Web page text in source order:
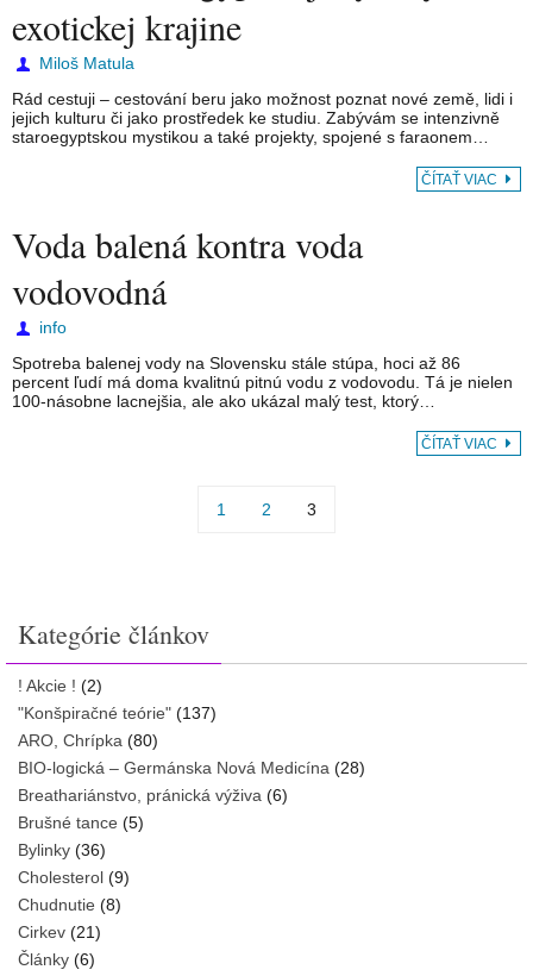
exotickej krajine
Miloš Matula
Rád cestuji – cestování beru jako možnost poznat nové země, lidi i
jejich kulturu či jako prostředek ke studiu. Zabývám se intenzivně
staroegyptskou mystikou a také projekty, spojené s faraonem…
ČÍTAŤ VIAC
Voda balená kontra voda
vodovodná
info
Spotreba balenej vody na Slovensku stále stúpa, hoci až 86
percent ľudí má doma kvalitnú pitnú vodu z vodovodu. Tá je nielen
100-násobne lacnejšia, ale ako ukázal malý test, ktorý…
ČÍTAŤ VIAC
1 2 3
Kategórie článkov
! Akcie ! (2)
"Konšpiračné teórie" (137)
ARO, Chrípka (80)
BIO-logická – Germánska Nová Medicína (28)
Breathariánstvo, pránická výživa (6)
Brušné tance (5)
Bylinky (36)
Cholesterol (9)
Chudnutie (8)
Cirkev (21)
Články (6)